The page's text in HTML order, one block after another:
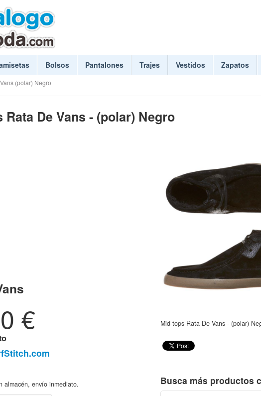
Bolsos Pantalones Trajes Vestidos Zapatos
(polar) Negro
Rata De Vans - (polar) Negro
€
almacén, envío inmediato.
Mid-tops Rata De Vans - (polar)
Busca más productos